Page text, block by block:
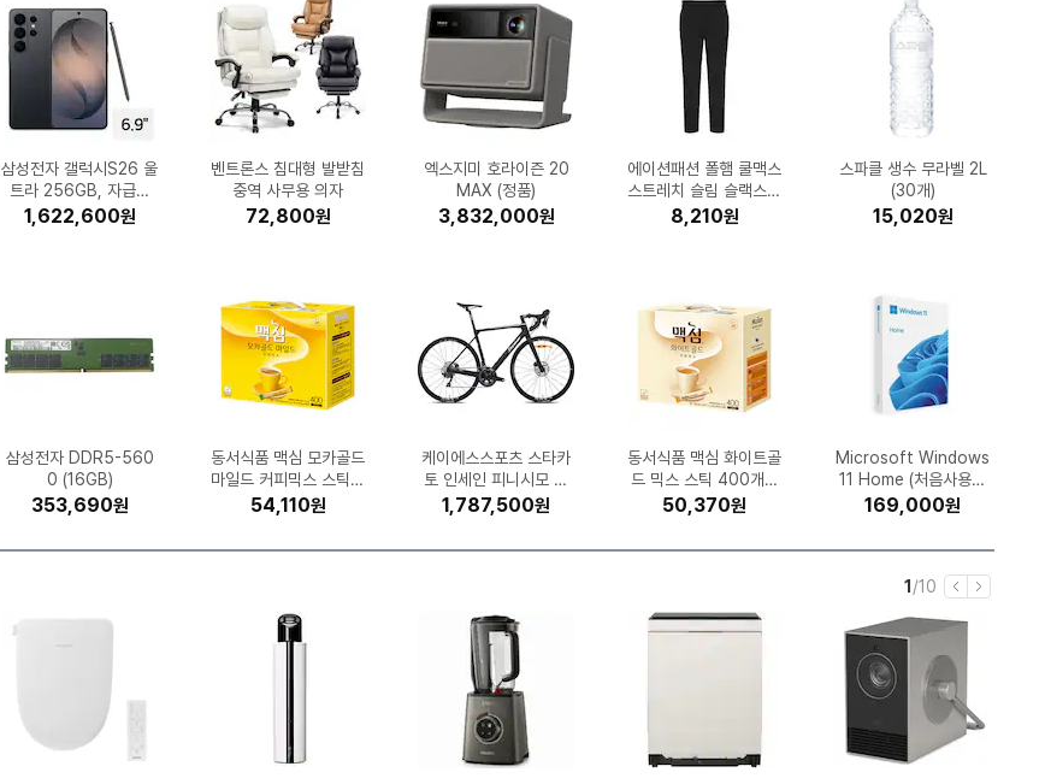
아,
메
스-
AMG
식
삼성전자 갤럭시S26 울
트라 256GB, 자급제
(블랙)
1,622,600원
벤트론스 침대형 발받침
중역 사무용 의자
72,800원
엑스지미 호라이즌 20
MAX (정품)
3,832,000원
에이션패션 폴햄 쿨맥스
스트레치 슬림 슬랙스 P
HD2PP1032
8,210원
스파클 생수 무라벨 2L
(30개)
15,020원
삼성전자 DDR5-560
0 (16GB)
353,690원
동서식품 맥심 모카골드
마일드 커피믹스 스틱 4
00개입 (1개)
54,110원
케이에스스포츠 스타카
토 인세인 피니시모 울
테 로드 700C (2024
1,787,500원
동서식품 맥심 화이트골
드 믹스 스틱 400개입
(1개)
50,370원
Microsoft Windows
11 Home (처음사용자
용 한글)
169,000원
삼성전자 SL-C563W
(기본토너)
355,790원
엔티스 ES 700W 80
PLUS스탠다드 ATX3.1
54,000원
혼다 슈퍼커브110
2,739,990원
파인디지털 파인뷰 X7
700 프로 2채널 (32G
B)
211,650원
신성통상 프로젝트엠 남
성 조직변형 슬릿 카라
티_EPE2TT1101
11,484원
팅크웨어 아이나비 Z9
900 2채널 (32GB)
126,220원
Canon MAXIFY 정품
무한 GX7192 (무한잉
크)
496,490원
LG생활건강 피지(FIJI)
모락셀라 냄새제거 뽀송
한 코튼향 2.1L (1개)
14,720원
MSI 지포스 RTX 506
0 벤투스 2X OC D7
8GB
599,000원
햇살드리 2025 햅쌀 수
향미 상등급 10kg (1개)
39,550원
스라이부 핸디 마사지
(MD01) (해외구매)
35,250원
팅크웨어 아이나비 VX3
000 2채널 (64GB, 무
료장착)
199,200원
시디즈 T50 AIR LIGH
T 메쉬 의자
262,650원
허먼밀러 뉴 에어론 풀
체어+호환 헤드레스트
해외구매 (B size)
952,900
Microsoft Windows
11 Pro (처음사용자용
한글)
294,770원
제닉스 아레나 멀티 게
이밍 책상 (1600x80
0)
153,943원
린백 책상 의자 LB221
HA
98,000원
Brother 정품 무한 DC
P-T730DW (무한잉
크)
299,000원
LG전자 오브제컬렉션
DQ235MWGA (일반
구매)
556,610원
LG전자 휘센 DQ205P
SVA (일반구매)
417,478원
삼성전자 갤럭시 버즈4
프로 SM-R640 (정품)
322,770원
GIGABYTE B850M
AORUS ELITE WIFI6
E ICE 제이씨현
227,490원
오므론 HEM-7156T
119,000원
코스트코 커클랜드 울트
라 클린 캡슐세제 140
개입 (1개)
22,950원
삼성전자 갤럭시워치8
40mm 블루투스 (정품)
329,000원
믈레코비타 아이러브밀
크 3.5% 멸균우유 1L
(12개)
18,770원
삼성전자 SL-J3260F
W (기본잉크)
294,500원
삼성전자 정품 MLT-K2
50L 검정
144,570원
롯데정밀화학 유록스 요
소수 10L (1개)
8,310원
광동제약 제주 삼다수
그린 2L (24개)
21,300원
삼성전자 SL-C513W
(기본토너)
242,000원
ESSENCORE KLEVV
DDR5-5600 CL46
파인인포 (16GB)
324,610원
삼성전자 올레드 KQ55
SF8EAEXKR (스탠드)
1,135,710원
나이키 레볼루션 8 HJ
9198-003 (공식판매
처)
51,264원
네파 하이플로우 쿠시
고어텍스 7JC7620
64,800원
롯데칠성음료 펩시콜라
제로슈거 라임향 1.25L
(12개)
11,000원
보이스캐디 SL 미니 더
블랙
327,110원
무아스 퓨어 미니 LED
시계
7,100원
SK엔무브 지크 X7 SP
5W30 4L (1개)
18,170원
카멜인터내셔널 카멜마
운트 핏쳐 E2 고강도 듀
얼 스퀘어 프레임 모션
328,400원
허먼밀러 뉴 에어론 풀
체어 (B size)
1,342,930원
한국타이어 벤투스 에어
S H472 245/45R18
(전국무료장착)
161,960원
삼성전자 DV90TA04
0TE (일반판매처)
661,720원
모바 S70 Ultra Rolle
r
699,000
Microsoft Office 2
024 Home & Busine
ss (PKC 한글)
29,000원
EFM ipTIME C500G
(단품)
34,900원
APPLE 에어팟 프로3
MFHP4KH/A (정품)
319,940원
시디즈 베이직 오피스
체어
163,040원
노스페이스 액티비스트
보아 고어텍스 NS95P
04A
94,050원
캐논 파워샷 V1 (정품)
1,169,090원
스탠리 퀜처 H2.0 플로
우스테이트 텀블러 88
7ml (일반)
26,950원
삼성전자 비스포크 무풍
윈도우핏 AW06C715
5EWAZ (무료설치)
903,270원
크록스 바야밴드 클로그
205089-066
26,090원
APPLE 2025 iPad Pr
o 11 M5 (256GB)
1,682,310
UGREEN DXP4800
Plus (하드미포함)
1,079,000
유니레버 도브 센서티브
스킨 뷰티 바 106g(미
국산) (16개)
31,800원
삼성전자 갤럭시S26 2
56GB, 자급제 (블랙)
1,174,840
한국타이어 다이나프로
HPX RA43 235/55R
19 (전국무료장착)
141,670원
LG전자 힐링미 파타야
MH67BR (일반설치)
1,517,190원
알앤더스 캐디톡 미니온
2
196,790원
K2 플라이하이크 프라
임 FUS24G21-C2
74,520원
포켓몬코리아 포켓몬카
드 스칼렛 바이올렛 강
화 확장팩 레이징서프 3
20,500원
삼성전자 갤럭시S26 울
트라 512GB, 자급제
(블랙)
1,759,580원
삼성전자 뮤직 스튜디오
5 HW-LS50H/ LS51
H (정품)
408,520
삼성전자 갤럭시A36 1
28GB, 자급제 (정품)
490,000원
LG전자 휘센 SQ06EZ
1WBS ((전국)기본설치
비 포함)
524,990원
큐맥스 QMAX-C02
32,610원
아누아 피디알엔 히알루
론산 캡슐 100 세럼 30
ml (1개)
17,510원
대상웰라이프 뉴케어 구
수한맛 200ml (30개)
48,150원
듀오백 Q1 Airo 메쉬
사무용 컴퓨터 책상 의
자
216,630원
(주)파마리서치 리쥬란
더마 힐러 모이스춰 트
리트먼트 앰플 30ml (1
25,600원
킹스톤 KC3000 M.2
NVMe (1TB)
572,840원
미닉스 더 플렌더 Max
MNFD-200G (일반구
매)
454,980원
세이코 남성 셀렉션 S시
리즈_SBTH007
208,000
Epson 정품 무한 L32
56 (무한잉크)
206,000원
GIGABYTE B650M
K 제이씨현
110,240원
현대일렉트릭 2구 16A
누전차단 고용량 멀티탭
(1.5m)
13,840원
모토벨로 KG9 DUAL
(48V, 8Ah)
998,000원
깨끗한나라 순수 프리미
엄 30m (30롤) (3팩)
39,570원
클라우드백 마이 사이즈
체어 M900MQ 2.0
게이밍 의자
308,490원
보이스캐디 T13 프로
429,000원
고려은단 비타민C 100
0 600정 (1개)
40,950원
K2 블리츠 FUS24G91
Z1
44,360원
캘러웨이 패러다임 Ai
스모크 맥스 드라이버
(정품)
465,890
ASUS 비보북 16 X16
07AA-MB045W (SS
D 512GB)
1,169,000원
iFLYTEK AI 스마트 통
역기 4.0 (정품)
310,000원
SK엔무브 지크 X7 LS
5W30 6L (1개)
29,790원
글락소스미스클라인 센
소다인 오리지널 플러스
치약 100g (6개)
19,980원
타미힐피거 1+1 스몰로
고 피케 폴로 셔츠 PK
반팔_13H18
77,580원
GS칼텍스 킥스 파오 10
0 0W30 1L (1개)
11,160원
현
1 /전
10
이 다